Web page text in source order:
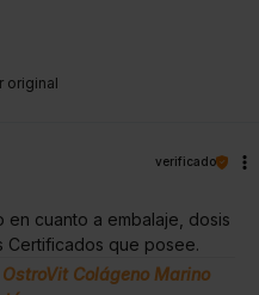
original
verificado
cuanto a embalaje, dosis
Certificados que posee.
OstroVit Colágeno Marino